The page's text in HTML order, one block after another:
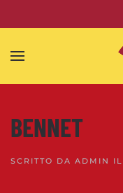
Skip to main content
BENNET
SCRITTO DA ADMIN IL